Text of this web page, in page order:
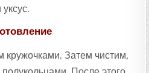
Затем чистим,